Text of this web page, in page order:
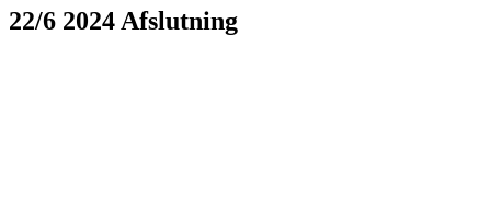
22/6 2024 Afslutning